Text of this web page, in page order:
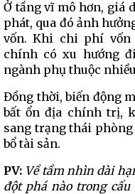
Ở tầng vĩ mô hơn, giá
phát, qua đó ảnh
vốn. Khi chi phí vốn
chính có xu hướng
ngành phụ thuộc
Đồng thời, biến động
bất ổn địa chính trị,
sang trạng thái
bổ tài sản.
PV: Về tầm nhìn dài
đột phá nào trong